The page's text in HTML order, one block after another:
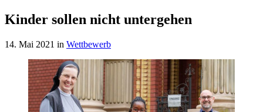
Kinder sollen nicht untergehen
14. Mai 2021 in Wettbewerb